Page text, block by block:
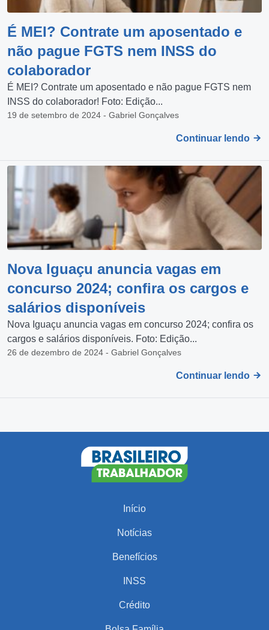
É MEI? Contrate um aposentado e
não pague FGTS nem INSS do
colaborador
É MEI? Contrate um aposentado e não pague FGTS nem
INSS do colaborador! Foto: Edição...
19 de setembro de 2024 - Gabriel Gonçalves
Continuar lendo
Nova Iguaçu anuncia vagas em
concurso 2024; confira os cargos e
salários disponíveis
Nova Iguaçu anuncia vagas em concurso 2024; confira os
cargos e salários disponíveis. Foto: Edição...
26 de dezembro de 2024 - Gabriel Gonçalves
Continuar lendo
Início
Notícias
Benefícios
INSS
Crédito